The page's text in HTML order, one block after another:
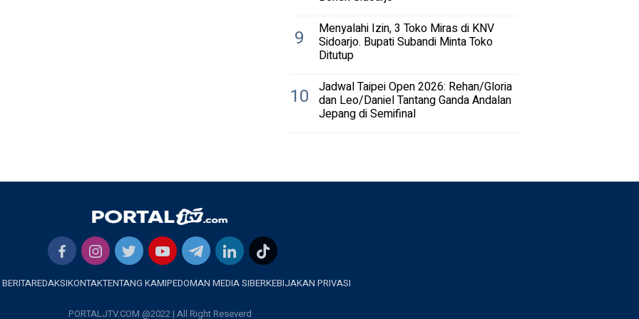
9 Menyalahi Izin, 3 Toko Miras di KNV
Sidoarjo. Bupati Subandi Minta Toko
Ditutup
10 Jadwal Taipei Open 2026: Rehan/Gloria
dan Leo/Daniel Tantang Ganda Andalan
Jepang di Semifinal
REDAKSIKONTAKTENTANG KAMIPEDOMAN MEDIA SIBERKEBIJAKAN PRIVASI
PORTALJTV.COM @2022 | All Right Reseverd